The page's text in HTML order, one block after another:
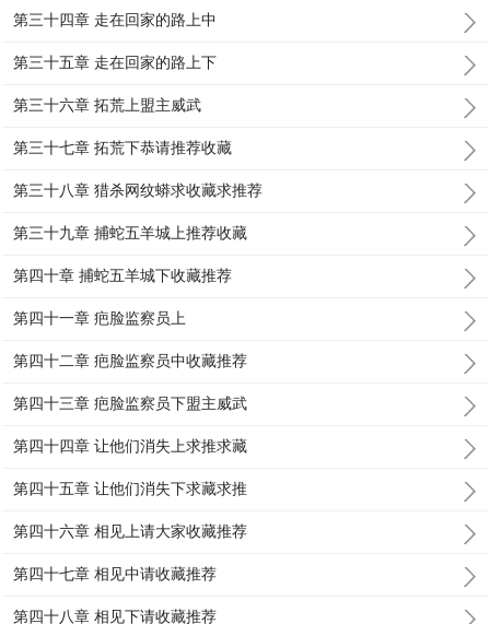
第三十四章 走在回家的路上中
第三十五章 走在回家的路上下
第三十六章 拓荒上盟主威武
第三十七章 拓荒下恭请推荐收藏
第三十八章 猎杀网纹蟒求收藏求推荐
第三十九章 捕蛇五羊城上推荐收藏
第四十章 捕蛇五羊城下收藏推荐
第四十一章 疤脸监察员上
第四十二章 疤脸监察员中收藏推荐
第四十三章 疤脸监察员下盟主威武
第四十四章 让他们消失上求推求藏
第四十五章 让他们消失下求藏求推
第四十六章 相见上请大家收藏推荐
第四十七章 相见中请收藏推荐
第四十八章 相见下请收藏推荐